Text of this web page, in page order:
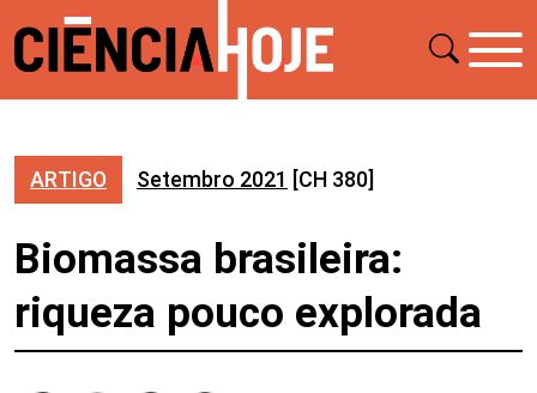
ARTIGO Setembro 2021 [CH 380]
Biomassa brasileira:
riqueza pouco explorada